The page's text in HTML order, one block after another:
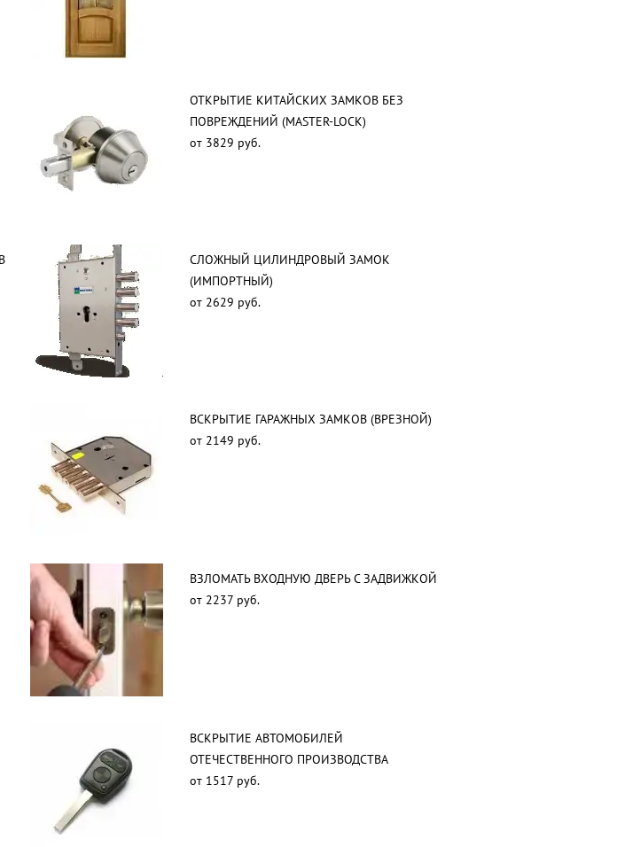
ОТКРЫТИЕ КИТАЙСКИХ ЗАМКОВ БЕЗ
ПОВРЕЖДЕНИЙ (MASTER-LOCK)
от 3829 руб.
СЛОЖНЫЙ ЦИЛИНДРОВЫЙ ЗАМОК
(ИМПОРТНЫЙ)
от 2629 руб.
ВСКРЫТИЕ ГАРАЖНЫХ ЗАМКОВ (ВРЕЗНОЙ)
от 2149 руб.
ВЗЛОМАТЬ ВХОДНУЮ ДВЕРЬ С ЗАДВИЖКОЙ
от 2237 руб.
ВСКРЫТИЕ АВТОМОБИЛЕЙ
ОТЕЧЕСТВЕННОГО ПРОИЗВОДСТВА
от 1517 руб.